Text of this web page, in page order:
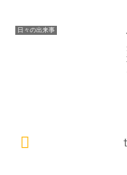
日々の出来事